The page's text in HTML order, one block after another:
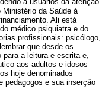
a usuários da atenção
da Saúde à
Ali está
médico psiquiatra e do
profissionais: psicólogo,
que desde os
a leitura e escrita e,
aos adultos e idosos
hoje denominados
pedagogos e sua inserção